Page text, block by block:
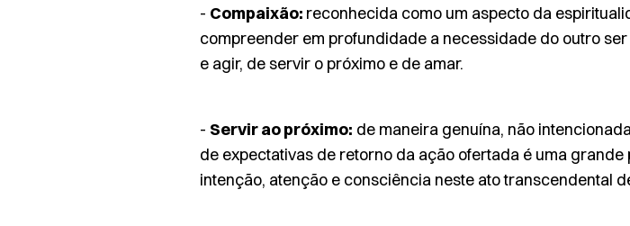
- Compaixão: reconhecida como um aspecto da
compreender em profundidade a necessidade do outro
e agir, de servir o próximo e de amar.
- Servir ao próximo: de maneira genuína, não
de expectativas de retorno da ação ofertada é uma
intenção, atenção e consciência neste ato transcendental